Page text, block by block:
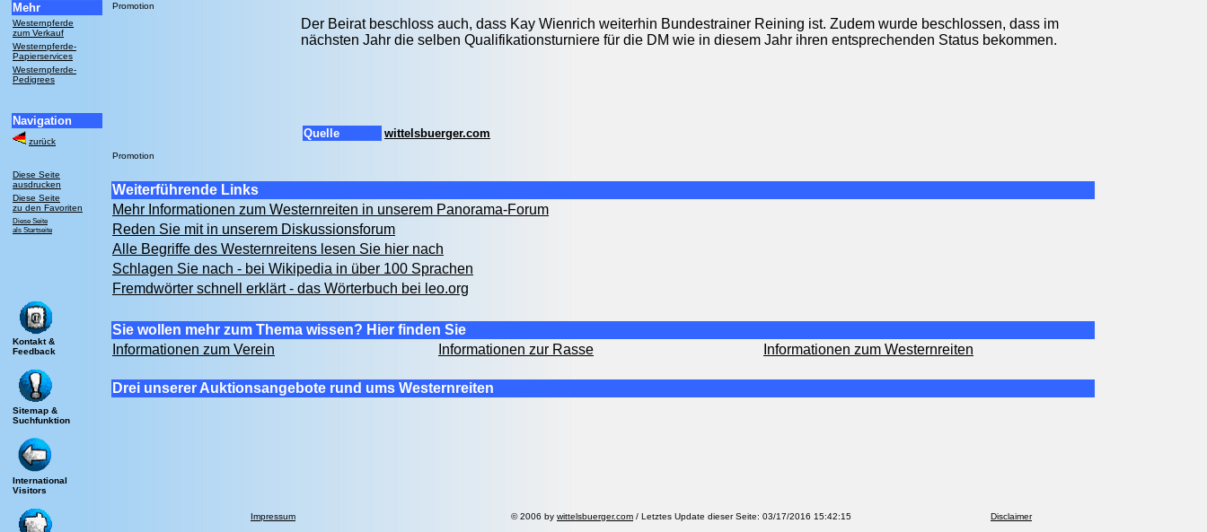
Mehr
Westernpferde
zum Verkauf
Westernpferde-
Papierservices
Westernpferde-
Pedigrees
Navigation
zurück
Diese Seite
ausdrucken
Diese Seite
zu den Favoriten
Diese Seite
als Startseite
Kontakt &
Feedback
Sitemap &
Suchfunktion
International
Visitors
Promotion
Promotion
Der Beirat beschloss auch, dass Kay Wienrich weiterhin Bundestrainer Reining ist. Zudem wurde beschlossen, dass im
nächsten Jahr die selben Qualifikationsturniere für die DM wie in diesem Jahr ihren entsprechenden Status bekommen.
Quelle wittelsbuerger.com
Weiterführende Links
Mehr Informationen zum Westernreiten in unserem Panorama-Forum
Reden Sie mit in unserem Diskussionsforum
Alle Begriffe des Westernreitens lesen Sie hier nach
Schlagen Sie nach - bei Wikipedia in über 100 Sprachen
Fremdwörter schnell erklärt - das Wörterbuch bei leo.org
Sie wollen mehr zum Thema wissen? Hier finden Sie
Informationen zum Verein
Informationen zur Rasse Informationen zum Westernreiten
Drei unserer Auktionsangebote rund ums Westernreiten
Impressum © 2006 by wittelsbuerger.com / Letztes Update dieser Seite: 03/17/2016 15:42:15 Disclaimer